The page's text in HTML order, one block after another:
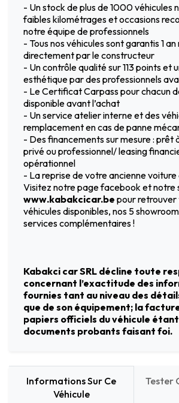
- Un stock de plus de 1000 véhicules
faibles kilométrages et occasions
notre équipe de professionnels
- Tous nos véhicules sont garantis 1
directement par le constructeur
- Un contrôle qualité sur 113 points et
esthétique par des professionnels
- Le Certificat Carpass pour chacun
disponible avant l’achat
- Un service atelier interne et des
remplacement en cas de panne
- Des financements sur mesure : prêt
privé ou professionnel/ leasing
opérationnel
- La reprise de votre ancienne voiture
Visitez notre page facebook et notre
www.kabakcicar.be pour retrouver
véhicules disponibles, nos 5
services complémentaires !
Kabakci car SRL décline toute
concernant l’exactitude des
fournies tant au niveau des
que de son équipement; la
papiers officiels du véhicule étant
documents probants faisant foi.
Informations Sur Ce
Véhicule
Tester